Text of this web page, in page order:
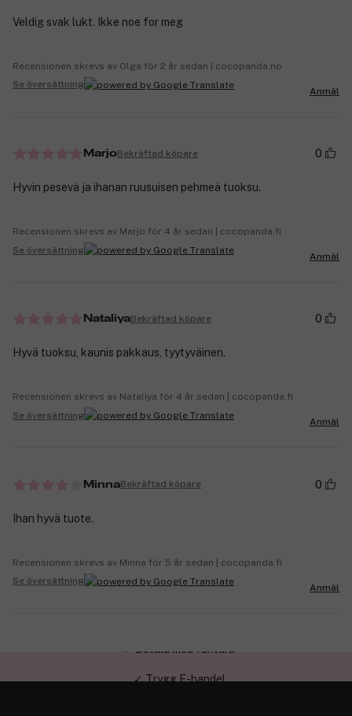
Veldig svak lukt. Ikke noe for meg
Recensionen skrevs av Olga för 2 år sedan | cocopanda.no
Se översättning
Anmäl
MarjoBekräftad köpare 0
Hyvin pesevä ja ihanan ruusuisen pehmeä tuoksu.
Recensionen skrevs av Marjo för 4 år sedan | cocopanda.fi
Se översättning
Anmäl
NataliyaBekräftad köpare 0
Hyvä tuoksu, kaunis pakkaus, tyytyväinen.
Recensionen skrevs av Nataliya för 4 år sedan | cocopanda.fi
Se översättning
Anmäl
MinnaBekräftad köpare 0
Ihan hyvä tuote.
Recensionen skrevs av Minna för 5 år sedan | cocopanda.fi
Se översättning
Anmäl